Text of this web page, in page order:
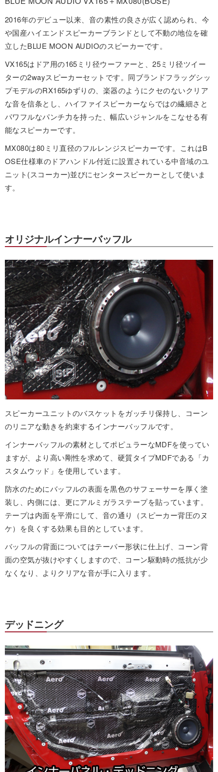
2016年のデビュー以来、音の素性の良さが広く認められ、今
や国産ハイエンドスピーカーブランドとして不動の地位を確
立したBLUE MOON AUDIOのスピーカーです。
VX165はドア用の165ミリ径ウーファーと、25ミリ径ツイー
ターの2wayスピーカーセットです。同ブランドフラッグシッ
プモデルのRX165ゆずりの、楽器のようにクセのないクリア
な音を信条とし、ハイファイスピーカーならではの繊細さと
パワフルなパンチ力を持った、幅広いジャンルをこなせる有
能なスピーカーです。
MX080は80ミリ直径のフルレンジスピーカーです。これはB
OSE仕様車のドアハンドル付近に設置されている中音域のユ
ニット(スコーカー)並びにセンタースピーカーとして使いま
す。
オリジナルインナーバッフル
スピーカーユニットのバスケットをガッチリ保持し、コーン
のリニアな動きを約束するインナーバッフルです。
インナーバッフルの素材としてポピュラーなMDFを使ってい
ますが、より高い剛性を求めて、硬質タイプMDFである「カ
スタムウッド」を使用しています。
防水のためにバッフルの表面を黒色のサフェーサーを厚く塗
装し、内側には、更にアルミガラステープを貼っています。
テープは内面を平滑にして、音の通り（スピーカー背圧のヌ
ケ）を良くする効果も目的としています。
バッフルの背面についてはテーパー形状に仕上げ、コーン背
面の空気が抜けやすくしますので、コーン駆動時の抵抗が少
なくなり、よりクリアな音が手に入ります。
デッドニング